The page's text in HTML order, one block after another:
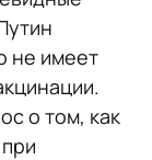
не имеет
о том, как